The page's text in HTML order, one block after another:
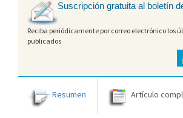
Suscripción gratuita al boletín
Reciba periódicamente por correo electrónico los
publicados
Resumen Artículo